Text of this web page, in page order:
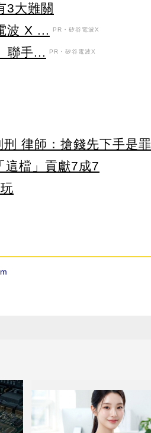
3大難關
波 X ...
PR・矽谷電波X
聯手... PR・矽谷電波X
律師：搶錢先下手是罪
這檔」貢獻7成7